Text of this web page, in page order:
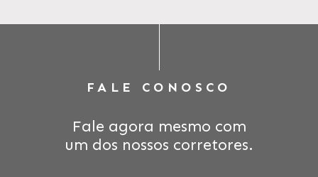
FALE CONOSCO
Fale agora mesmo com
um dos nossos corretores.